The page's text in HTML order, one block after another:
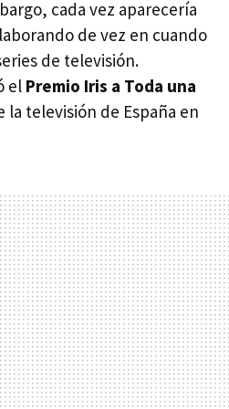
cada vez aparecería
de vez en cuando
de televisión.
el Premio Iris a Toda una
la televisión de España en